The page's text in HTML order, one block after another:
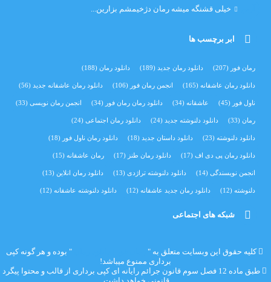
خیلی قشنگه میشه رمان دژخیمشم بزارین...
ابر برچسب ها
رمان فور (207) دانلود رمان جدید (189) دانلود رمان(188)
دانلود رمان عاشقانه(165) انجمن رمان فور (106) دانلود رمان عاشقانه جدید (56)
ناول فور (45) عاشقانه(34) دانلود رمان رمان فور (34) انجمن رمان نویسی(33)
رمان(33) دانلود دلنوشته جدید (24) دانلود رمان اجتماعی‌(24)
دانلود دلنوشته(23) دانلود داستان جدید (18) دانلود رمان ناول فور (18)
دانلود رمان پی دی اف(17) دانلود رمان طنز (17) رمان عاشقانه(15)
انجمن نویسندگی(14) دانلود دلنوشته تراژدی‌ (13) دانلود رمان انلاین (13)
دلنوشته(12) دانلود رمان جدید عاشقانه(12) دانلود دلنوشته عاشقانه(12)
شبکه های اجتماعی
کلیه حقوق این وبسایت متعلق به "
" بوده و هر گونه کپی
برداری ممنوع میباشد!
طبق ماده 12 فصل سوم قانون جرائم رایانه ای کپی برداری از قالب و محتوا پیگرد